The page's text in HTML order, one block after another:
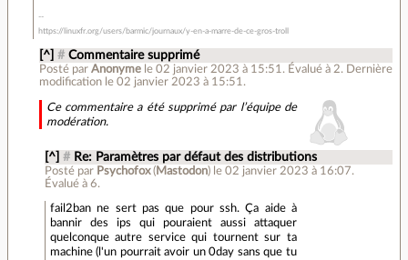
https://linuxfr.org/users/barmic/journaux/y-en-a-marre-de-ce-gros-troll
[^] # Commentaire supprimé
Posté par Anonyme le 02 janvier 2023 à 15:51 . Évalué à 2. Dernière
modification le 02 janvier 2023 à 15:51.
Ce commentaire a été supprimé par l’équipe de
modération.
[^] # Re: Paramètres par défaut des distributions
Posté par Psychofox(Mastodon) le 02 janvier 2023 à 16:07.
Évalué à 6.
fail2ban ne sert pas que pour ssh. Ça aide à
bannir des ips qui pouraient aussi attaquer
quelconque autre service qui tournent sur ta
machine (l'un pourrait avoir un 0day sans que tu